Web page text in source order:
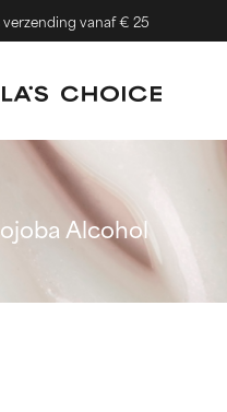
vanaf € 25
Alcohol